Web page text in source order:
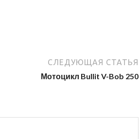
СЛЕДУЮЩАЯ СТАТЬЯ
Мотоцикл Bullit V-Bob 250